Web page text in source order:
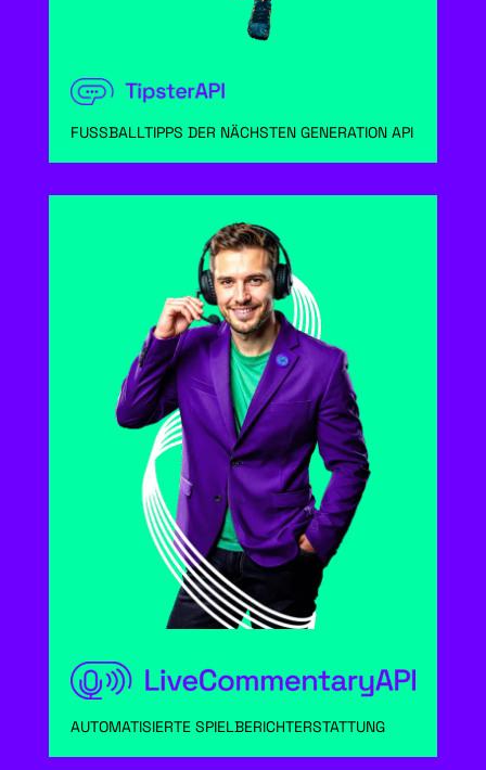
FUSSBALLTIPPS DER NÄCHSTEN GENERATION API
AUTOMATISIERTE SPIELBERICHTERSTATTUNG